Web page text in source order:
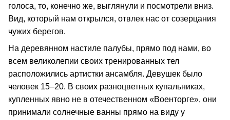
голоса, то, конечно же, выглянули и посмотрели вниз.
Вид, который нам открылся, отвлек нас от созерцания
чужих берегов.
На деревянном настиле палубы, прямо под нами, во
всем великолепии своих тренированных тел
расположились артистки ансамбля. Девушек было
человек 15–20. В своих разноцветных купальниках,
купленных явно не в отечественном «Военторге», они
принимали солнечные ванны прямо на виду у